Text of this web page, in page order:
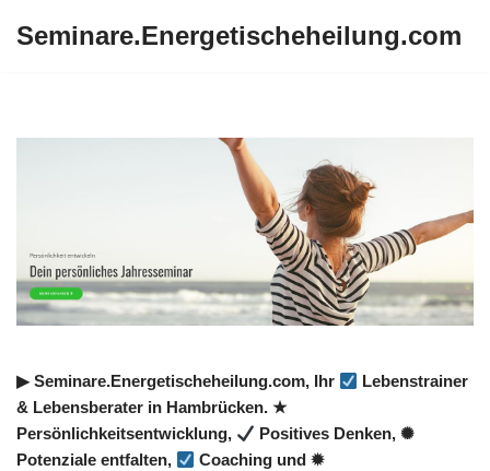
Seminare.Energetischeheilung.com
▶︎ Seminare.Energetischeheilung.com, Ihr
Lebenstrainer
& Lebensberater in Hambrücken. ★
Persönlichkeitsentwicklung,
Positives Denken, ✺
Potenziale entfalten,
Coaching und ✹